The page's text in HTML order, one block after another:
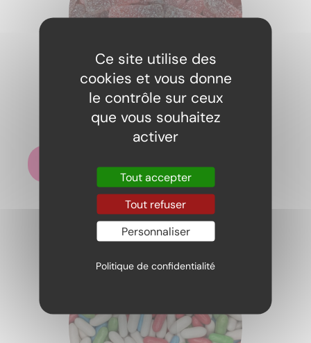
Cherry cola fizz 100gr
2,19€
Ajouter au panier
Ce site utilise des
cookies et vous donne
le contrôle sur ceux
que vous souhaitez
activer
Tout accepter
Tout refuser
Personnaliser
Politique de confidentialité